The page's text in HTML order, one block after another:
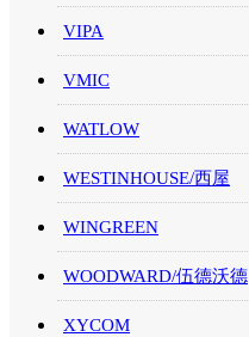
VIPA
VMIC
WATLOW
WESTINHOUSE/西屋
WINGREEN
WOODWARD/伍德沃德
XYCOM